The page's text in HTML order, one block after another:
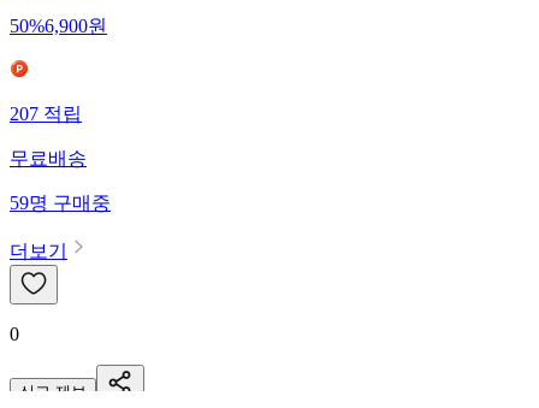
50%6,900원
207 적립
무료배송
59명 구매중
더보기
0
신고·제보